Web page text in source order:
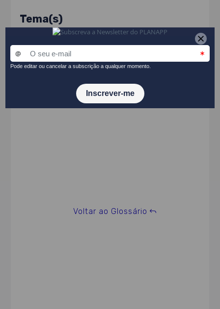
Tema(s)
Cenários // Métodos de análise
PARTILHAR NO LINKEDIN
Voltar ao Glossário